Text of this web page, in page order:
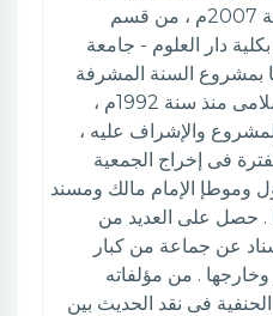
درجة الدكتوراه سنة 2007م ، من قسم
دار العلوم - جامعة
بمشروع السنة المشرفة
بجمعية المكنز الإسلامى منذ سنة 1992م ،
والإشراف عليه ،
فى إخراج الجمعية
وموطإ الإمام مالك ومسند
. حصل على العديد من
عن جماعة من كبار
. من مؤلفاته
فى نقد الحديث بين